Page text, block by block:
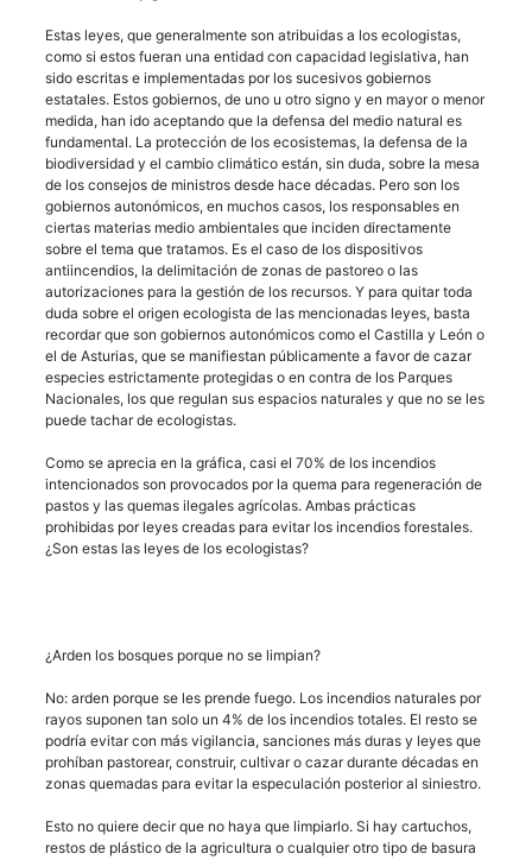
Estas leyes, que generalmente son atribuidas a los ecologistas,
como si estos fueran una entidad con capacidad legislativa, han
sido escritas e implementadas por los sucesivos gobiernos
estatales. Estos gobiernos, de uno u otro signo y en mayor o menor
medida, han ido aceptando que la defensa del medio natural es
fundamental. La protección de los ecosistemas, la defensa de la
biodiversidad y el cambio climático están, sin duda, sobre la mesa
de los consejos de ministros desde hace décadas. Pero son los
gobiernos autonómicos, en muchos casos, los responsables en
ciertas materias medio ambientales que inciden directamente
sobre el tema que tratamos. Es el caso de los dispositivos
antiincendios, la delimitación de zonas de pastoreo o las
autorizaciones para la gestión de los recursos. Y para quitar toda
duda sobre el origen ecologista de las mencionadas leyes, basta
recordar que son gobiernos autonómicos como el Castilla y León o
el de Asturias, que se manifiestan públicamente a favor de cazar
especies estrictamente protegidas o en contra de los Parques
Nacionales, los que regulan sus espacios naturales y que no se les
puede tachar de ecologistas.
Como se aprecia en la gráfica, casi el 70% de los incendios
intencionados son provocados por la quema para regeneración de
pastos y las quemas ilegales agrícolas. Ambas prácticas
prohibidas por leyes creadas para evitar los incendios forestales.
¿Son estas las leyes de los ecologistas?
¿Arden los bosques porque no se limpian?
No: arden porque se les prende fuego. Los incendios naturales por
rayos suponen tan solo un 4% de los incendios totales. El resto se
podría evitar con más vigilancia, sanciones más duras y leyes que
prohíban pastorear, construir, cultivar o cazar durante décadas en
zonas quemadas para evitar la especulación posterior al siniestro.
Esto no quiere decir que no haya que limpiarlo. Si hay cartuchos,
restos de plástico de la agricultura o cualquier otro tipo de basura